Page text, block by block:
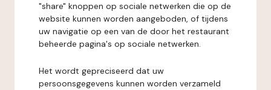
"share" knoppen op sociale netwerken die op de
website kunnen worden aangeboden, of tijdens
uw navigatie op een van de door het restaurant
beheerde pagina's op sociale netwerken.
Het wordt gepreciseerd dat uw
persoonsgegevens kunnen worden verzameld